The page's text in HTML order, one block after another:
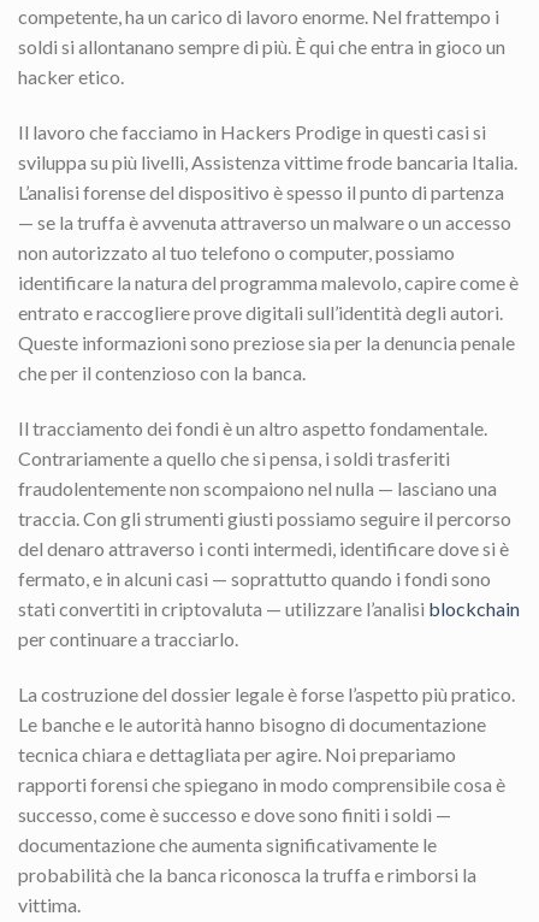
competente, ha un carico di lavoro enorme. Nel frattempo i
soldi si allontanano sempre di più. È qui che entra in gioco un
hacker etico.
Il lavoro che facciamo in Hackers Prodige in questi casi si
sviluppa su più livelli, Assistenza vittime frode bancaria Italia.
L’analisi forense del dispositivo è spesso il punto di partenza
— se la truffa è avvenuta attraverso un malware o un accesso
non autorizzato al tuo telefono o computer, possiamo
identificare la natura del programma malevolo, capire come è
entrato e raccogliere prove digitali sull’identità degli autori.
Queste informazioni sono preziose sia per la denuncia penale
che per il contenzioso con la banca.
Il tracciamento dei fondi è un altro aspetto fondamentale.
Contrariamente a quello che si pensa, i soldi trasferiti
fraudolentemente non scompaiono nel nulla — lasciano una
traccia. Con gli strumenti giusti possiamo seguire il percorso
del denaro attraverso i conti intermedi, identificare dove si è
fermato, e in alcuni casi — soprattutto quando i fondi sono
stati convertiti in criptovaluta — utilizzare l’analisi blockchain
per continuare a tracciarlo.
La costruzione del dossier legale è forse l’aspetto più pratico.
Le banche e le autorità hanno bisogno di documentazione
tecnica chiara e dettagliata per agire. Noi prepariamo
rapporti forensi che spiegano in modo comprensibile cosa è
successo, come è successo e dove sono finiti i soldi —
documentazione che aumenta significativamente le
probabilità che la banca riconosca la truffa e rimborsi la
vittima.